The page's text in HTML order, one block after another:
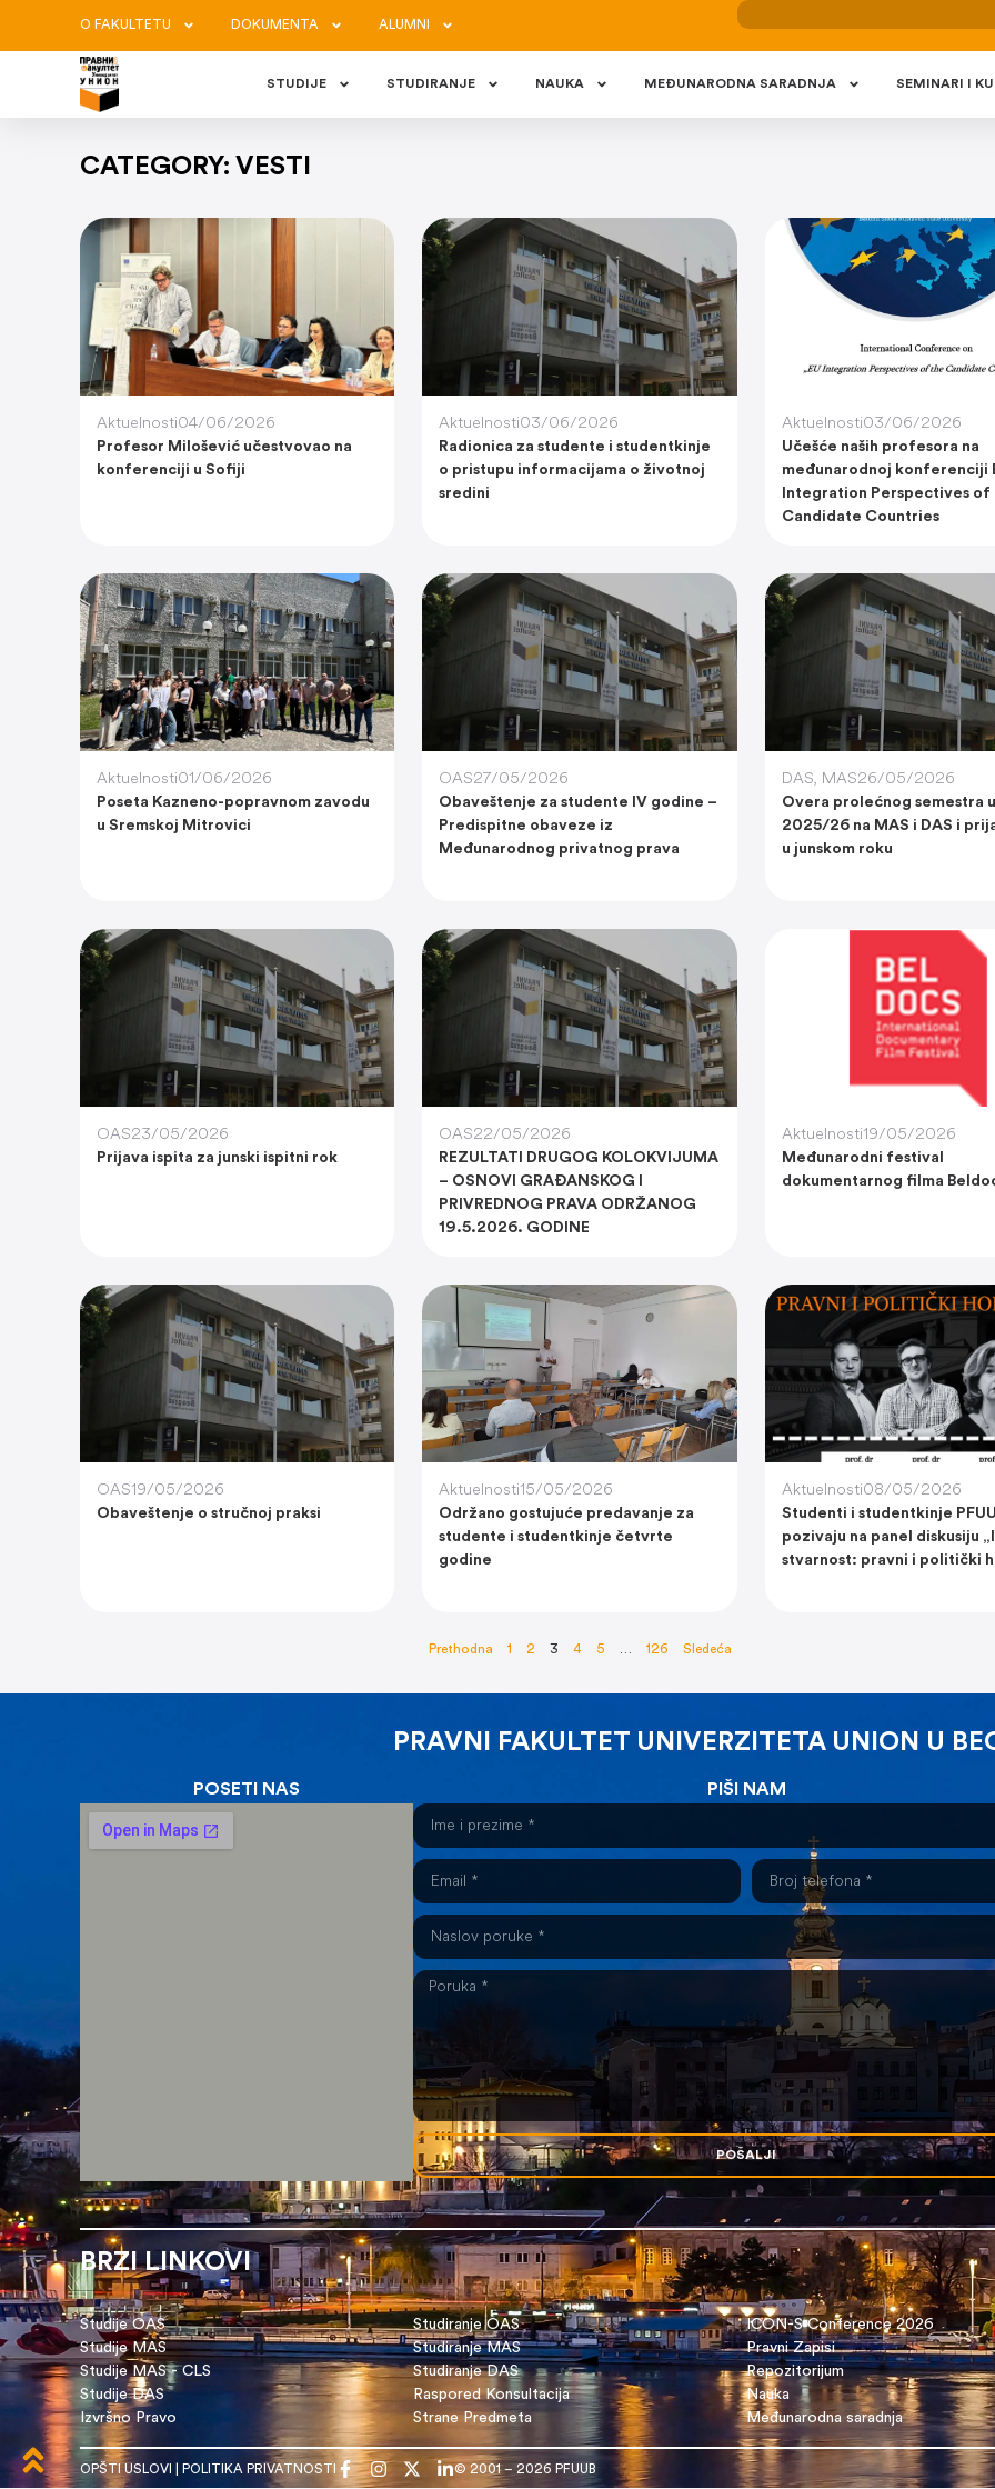
O FAKULTETU DOKUMENTA ALUMNI
STUDIJE STUDIRANJE NAUKA MEÐUNARODNA SARADNJA SEMINARI I
CATEGORY: VESTI
Aktuelnosti04/06/2026
Profesor Milošević učestvovao na
konferenciji u Sofiji
Aktuelnosti03/06/2026
Radionica za studente i studentkinje
o pristupu informacijama o životnoj
sredini
Aktuelnosti03/06/2026
Učešće naših profesora na
međunarodnoj konferenciji
Integration Perspectives of
Candidate Countries
Aktuelnosti01/06/2026
Poseta Kazneno-popravnom zavodu
u Sremskoj Mitrovici
OAS27/05/2026
Obaveštenje za studente IV godine –
Predispitne obaveze iz
Međunarodnog privatnog prava
DAS, MAS26/05/2026
Overa prolećnog semestra
2025/26 na MAS i DAS i
u junskom roku
OAS23/05/2026
Prijava ispita za junski ispitni rok
OAS22/05/2026
REZULTATI DRUGOG KOLOKVIJUMA
– OSNOVI GRAĐANSKOG I
PRIVREDNOG PRAVA ODRŽANOG
19.5.2026. GODINE
Aktuelnosti19/05/2026
Međunarodni festival
dokumentarnog filma
OAS19/05/2026
Obaveštenje o stručnoj praksi
Aktuelnosti15/05/2026
Održano gostujuće predavanje za
studente i studentkinje četvrte
godine
Aktuelnosti08/05/2026
Studenti i studentkinje
pozivaju na panel diskusiju
stvarnost: pravni i politički
Prethodna 1 2 3 4 5 … 126 Sledeća
PRAVNI FAKULTET UNIVERZITETA UNION U
PIŠI NAM
POŠALJI
POSETI NAS
BRZI LINKOVI
Studije OAS
Studije MAS
Studije MAS - CLS
Studije DAS
Izvršno Pravo
Studiranje OAS
Studiranje MAS
Studiranje DAS
Raspored Konsultacija
Strane Predmeta
ICON-S Conference 2026
Pravni Zapisi
Repozitorijum
Nauka
Međunarodna saradnja
OPŠTI USLOVI POLITIKA PRIVATNOSTI © 2001 – 2026 PFUUB